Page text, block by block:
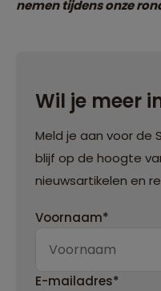
nemen tijdens onze
Wil je meer
Meld je aan voor de
blijf op de hoogte
nieuwsartikelen en
Voornaam*
E-mailadres*